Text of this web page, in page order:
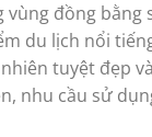
đồng bằng
du lịch nổi
tuyệt đẹp
nhu cầu sử